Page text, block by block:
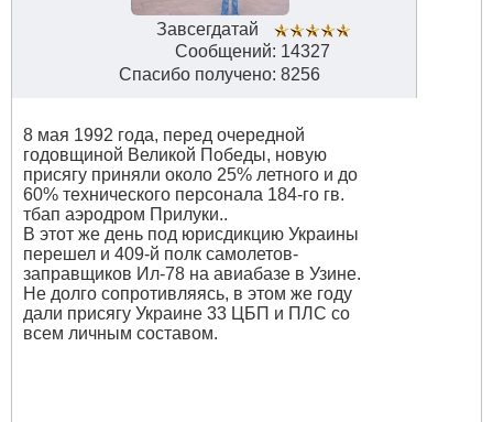
Завсегдатай
Сообщений: 14327
Спасибо получено: 8256
8 мая 1992 года, перед очередной
годовщиной Великой Победы, новую
присягу приняли около 25% летного и до
60% технического персонала 184-го гв.
тбап аэродром Прилуки..
В этот же день под юрисдикцию Украины
перешел и 409-й полк самолетов-
заправщиков Ил-78 на авиабазе в Узине.
Не долго сопротивляясь, в этом же году
дали присягу Украине 33 ЦБП и ПЛС со
всем личным составом.